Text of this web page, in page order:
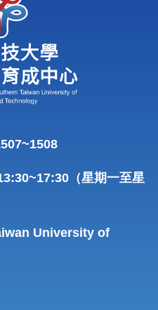
（星期一至星
University of